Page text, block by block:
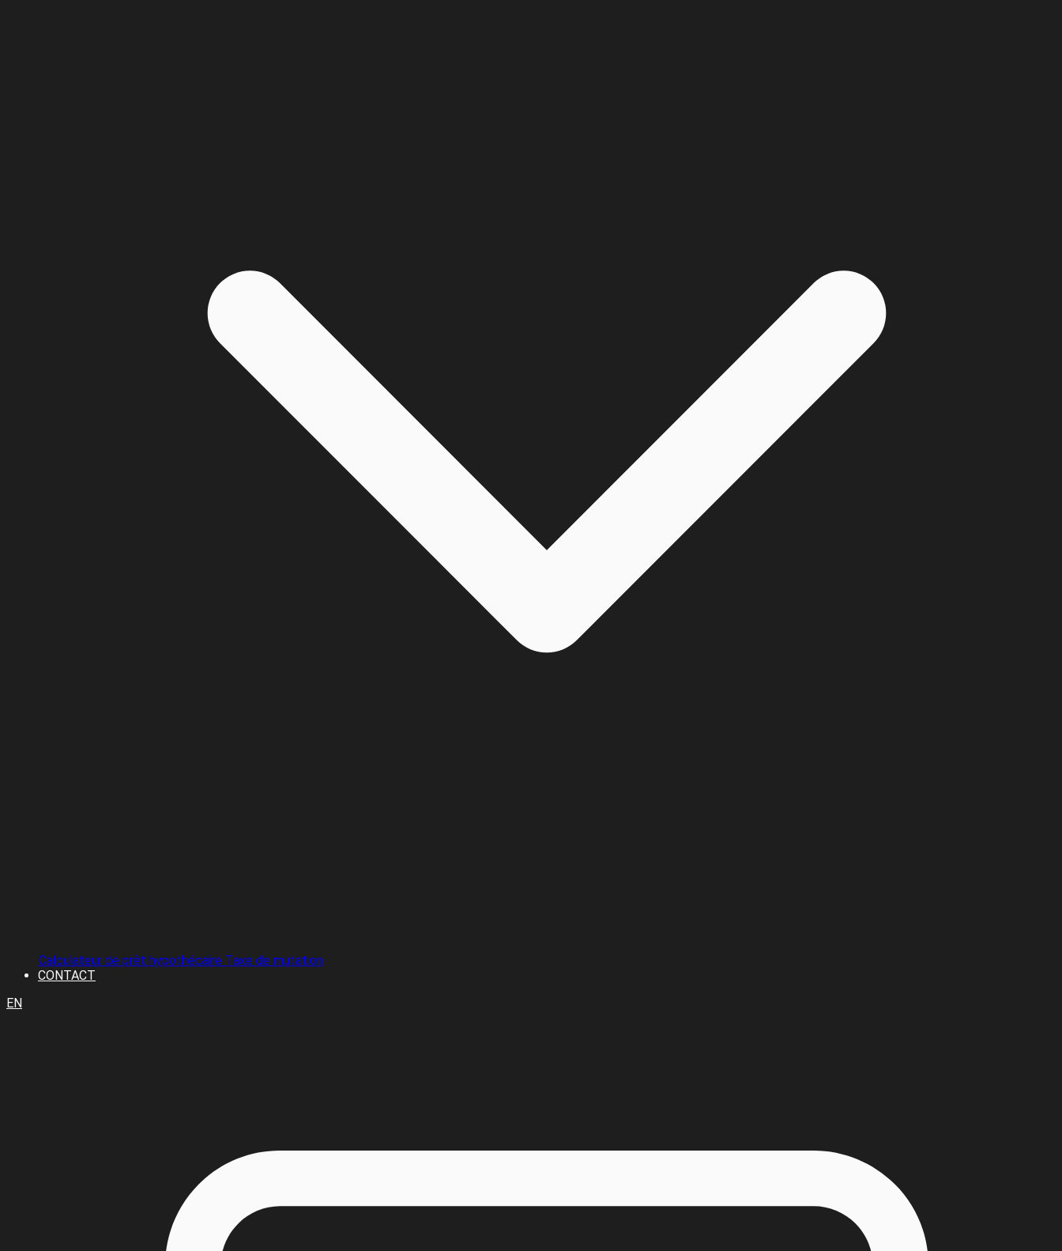
Calculateur de prêt hypothécaire Taxe de mutation
CONTACT
EN